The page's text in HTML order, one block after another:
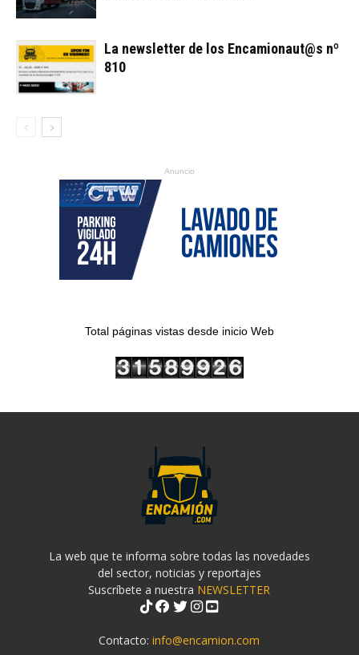
La newsletter de los Encamionaut@s nº
810
Anuncio
Total páginas vistas desde inicio Web
La web que te informa sobre todas las novedades
del sector, noticias y reportajes
Suscríbete a nuestra NEWSLETTER
Contacto:info@encamion.com